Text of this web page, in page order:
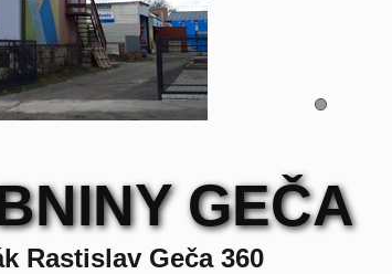
GEČA
Rastislav Geča 360